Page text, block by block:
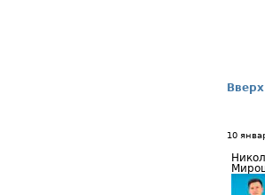
Вверх
10